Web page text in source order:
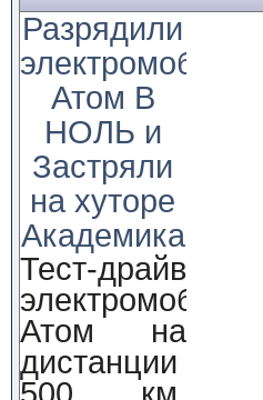
Разрядили
электромобиль
Атом В
НОЛЬ и
Застряли
на хуторе
Академика
Тест-драйв
электромобиля
Атом на
дистанции